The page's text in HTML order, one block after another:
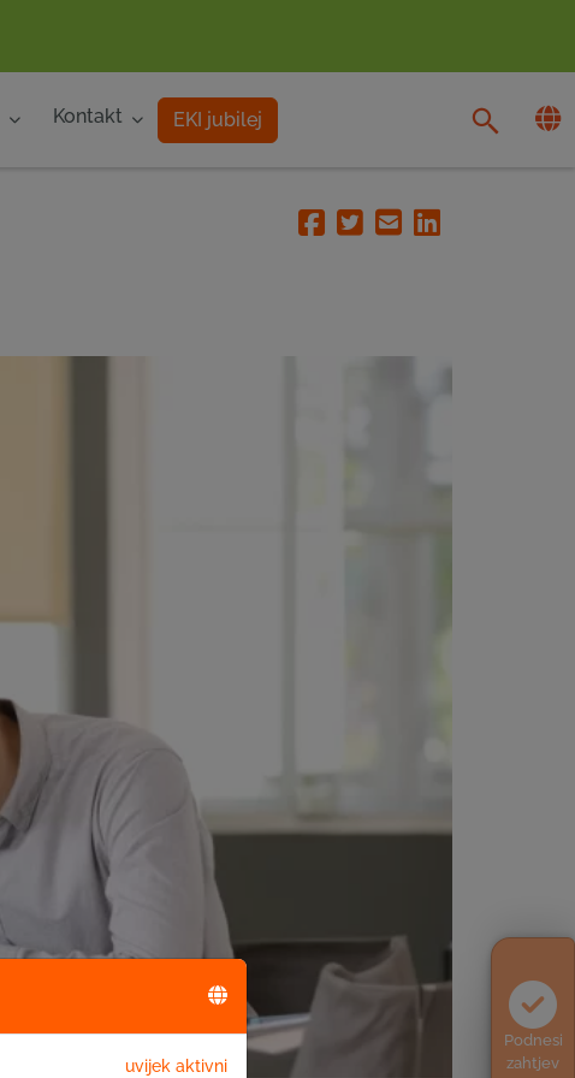
Kontakt EKI jubilej
Podnesi
zahtjev
uvijek aktivni
Facebook
TwitterEmailLinkedin